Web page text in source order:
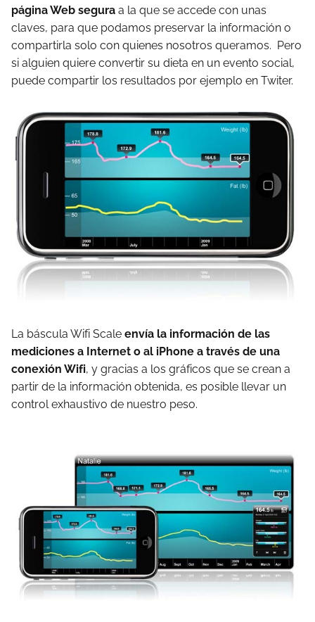
página Web segura a la que se accede con unas
claves, para que podamos preservar la información o
compartirla solo con quienes nosotros queramos. Pero
si alguien quiere convertir su dieta en un evento social,
puede compartir los resultados por ejemplo en Twiter.
La báscula Wifi Scale envía la información de las
mediciones a Internet o al iPhone a través de una
conexión Wifi, y gracias a los gráficos que se crean a
partir de la información obtenida, es posible llevar un
control exhaustivo de nuestro peso.